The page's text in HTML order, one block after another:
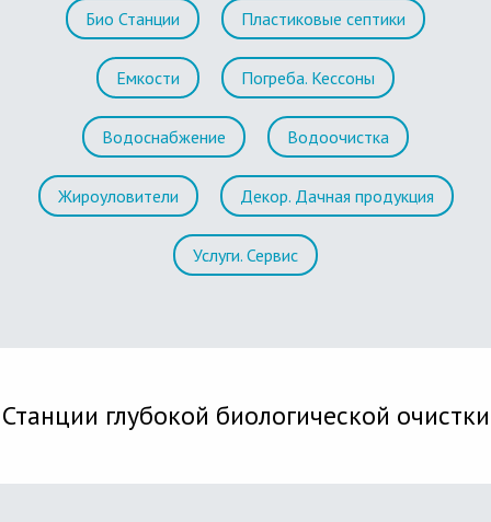
Био Станции Пластиковые септики
Емкости Погреба. Кессоны
Водоснабжение Водоочистка
Жироуловители Декор. Дачная продукция
Услуги. Сервис
Станции глубокой биологической очистки